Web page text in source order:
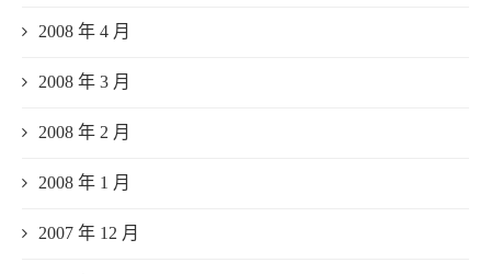
2008 年 4 月
2008 年 3 月
2008 年 2 月
2008 年 1 月
2007 年 12 月